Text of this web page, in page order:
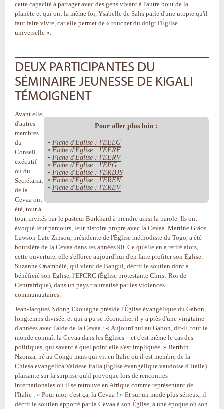
cette capacité à partager avec des gens vivant à l'autre bout de la
planète et qui ont la même foi, Ysabelle de Salis parle d'une utopie qu'il
faut faire vivre, car elle permet de « toucher du doigt l'Église
universelle ».
DEUX PARTICIPANTES DU
SÉMINAIRE JEUNESSE DE KIGALI
TÉMOIGNENT
Pour aller plus loin :
• Fiche d'Eglise : l'EELG
• Fiche d'Eglise : l'EERF
• Fiche d'Eglise : l'EERV
• Fiche d'Eglise : l'EPG
• Fiche d'Eglise : l'ERBJS
• Fiche d'Eglise : l'EREN
• Fiche d'Eglise : l'EREV
Avant elle,
d'autres
membres
du
Conseil
exécutif
ou du
Secrétariat
de la
Cevaa ont
été, tour à
tour, invités par le pasteur Burkhard à prendre ainsi la parole. Ils ont
évoqué leur parcours, leur histoire propre avec la Cevaa. Martine Grâce
Lawson-Late Zinsou, présidente de l'Église méthodiste du Togo, a été
boursière de la Cevaa dans les années 90. Ce qu'elle en a retiré alors,
cette ouverture, elle s'efforce aujourd'hui d'en faire profiter son Église.
Suzanne Onambélé, qui vient de Bangui, décrit le soutien dont a
bénéficié son Église, l'EPCRC (Église protestante Christ-Roi de
Centrafrique), dans un pays traumatisé par les violences
communautaires.
Jean-Jacques Ndong Ekouaghe préside l'Église évangélique du Gabon,
longtemps divisée, et qui a pu se réconcilier il y a près d'une vingtaine
d'années avec l'aide de la Cevaa : « Aujourd'hui au Gabon, dit-il, tout le
monde connaît la Cevaa dans les Églises – et c'est même le cas des
politiques, qui savent à quel point elle s'est impliquée. » Berthin
Nzonza, né au Congo mais qui vit en Italie où il est membre de la
Chiesa evangelica Valdese Italia (Église évangélique vaudoise d’Italie)
plaisante sur la surprise qu'il provoque lors de rencontres
internationales où il se retrouve en Afrique comme représentant de
l'Italie : « Pour moi, c'est ça, la Cevaa ! » Et sur un mode plus sérieux, il
décrit le soutien apporté par la Cevaa à son Église, à une époque où son